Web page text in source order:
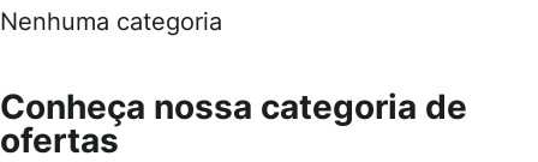
Nenhuma categoria
Conheça nossa categoria de
ofertas